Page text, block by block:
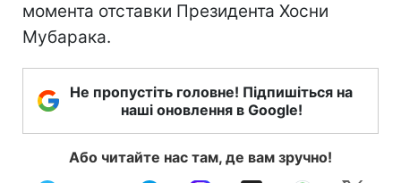
момента отставки Президента Хосни
Мубарака.
Не пропустіть головне! Підпишіться на
наші оновлення в Google!
Або читайте нас там, де вам зручно!